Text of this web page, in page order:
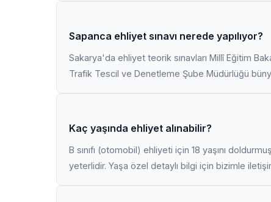
Sapanca ehliyet sınavı nerede yapılıyor?
Sakarya'da ehliyet teorik sınavları Millî Eğitim
Trafik Tescil ve Denetleme Şube Müdürlüğü
Kaç yaşında ehliyet alınabilir?
B sınıfı (otomobil) ehliyeti için 18 yaşını
yeterlidir. Yaşa özel detaylı bilgi için bizimle